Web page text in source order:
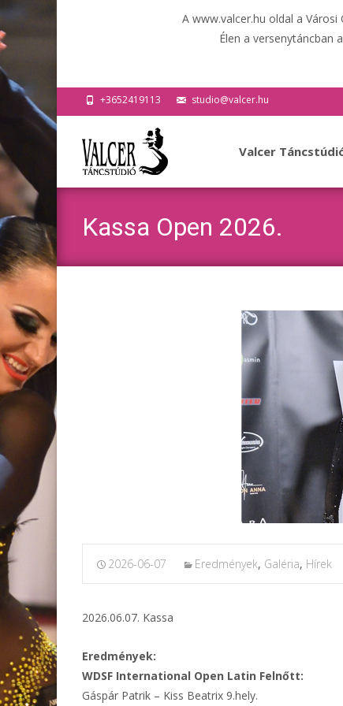
A www.valcer.hu oldal a
Élen a versenytáncban
+3652419113 studio@valcer.hu
Valcer
Kassa Open 2026.
2026-06-07 Eredmények, Galéria, Hírek
2026.06.07. Kassa
Eredmények:
WDSF International Open Latin Felnőtt:
Gáspár Patrik – Kiss Beatrix 9.hely.